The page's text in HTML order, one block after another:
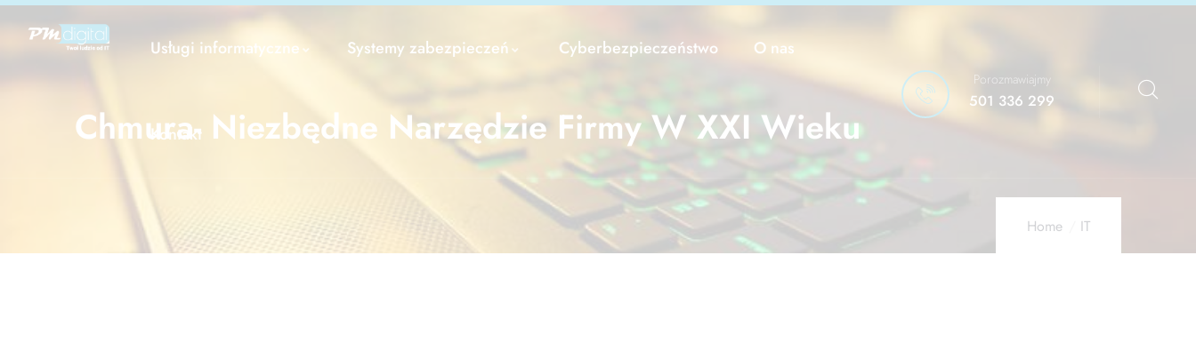
Usługi informatyczne Systemy zabezpieczeń Cyberbezpieczeństwo O nas
Kontakt
Porozmawiajmy
501 336 299
Chmura- Niezbędne Narzędzie Firmy W XXI Wieku
Home IT